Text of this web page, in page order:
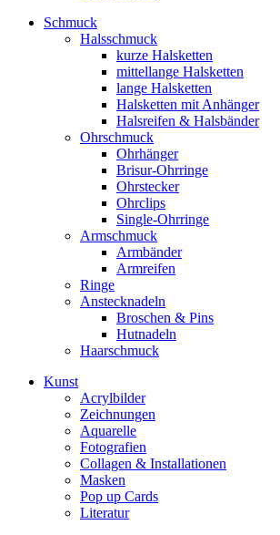
Schmuck
Halsschmuck
kurze Halsketten
mittellange Halsketten
lange Halsketten
Halsketten mit Anhänger
Halsreifen & Halsbänder
Ohrschmuck
Ohrhänger
Brisur-Ohrringe
Ohrstecker
Ohrclips
Single-Ohrringe
Armschmuck
Armbänder
Armreifen
Ringe
Anstecknadeln
Broschen & Pins
Hutnadeln
Haarschmuck
Kunst
Acrylbilder
Zeichnungen
Aquarelle
Fotografien
Collagen & Installationen
Masken
Pop up Cards
Literatur